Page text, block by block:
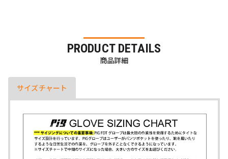
PRODUCT DETAILS
商品詳細
サイズチャート